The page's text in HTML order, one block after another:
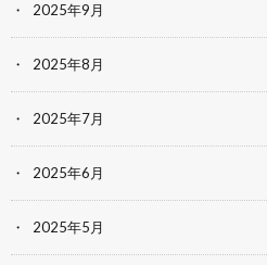
2025年9月
2025年8月
2025年7月
2025年6月
2025年5月